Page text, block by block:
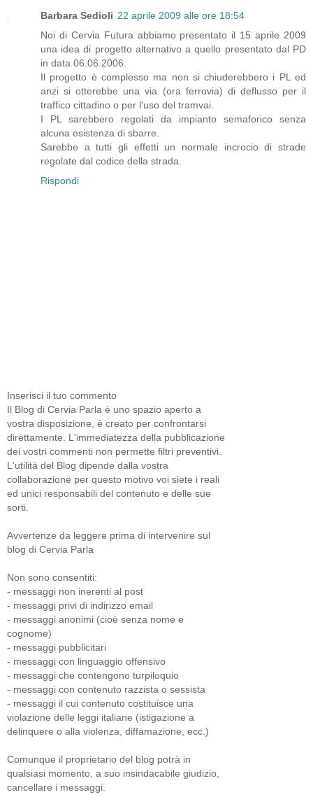
Barbara Sedioli 22 aprile 2009 alle ore 18:54
Noi di Cervia Futura abbiamo presentato il 15 aprile 2009
una idea di progetto alternativo a quello presentato dal PD
in data 06.06.2006.
Il progetto è complesso ma non si chiuderebbero i PL ed
anzi si otterebbe una via (ora ferrovia) di deflusso per il
traffico cittadino o per l'uso del tramvai.
I PL sarebbero regolati da impianto semaforico senza
alcuna esistenza di sbarre.
Sarebbe a tutti gli effetti un normale incrocio di strade
regolate dal codice della strada.
Rispondi
Inserisci il tuo commento
Il Blog di Cervia Parla è uno spazio aperto a
vostra disposizione, è creato per confrontarsi
direttamente. L'immediatezza della pubblicazione
dei vostri commenti non permette filtri preventivi.
L'utilità del Blog dipende dalla vostra
collaborazione per questo motivo voi siete i reali
ed unici responsabili del contenuto e delle sue
sorti.
Avvertenze da leggere prima di intervenire sul
blog di Cervia Parla
Non sono consentiti:
- messaggi non inerenti al post
- messaggi privi di indirizzo email
- messaggi anonimi (cioè senza nome e
cognome)
- messaggi pubblicitari
- messaggi con linguaggio offensivo
- messaggi che contengono turpiloquio
- messaggi con contenuto razzista o sessista
- messaggi il cui contenuto costituisce una
violazione delle leggi italiane (istigazione a
delinquere o alla violenza, diffamazione, ecc.)
Comunque il proprietario del blog potrà in
qualsiasi momento, a suo insindacabile giudizio,
cancellare i messaggi.